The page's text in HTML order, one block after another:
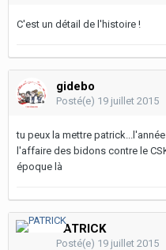
C'est un détail de l'histoire !
gidebo
Posté(e) 19 juillet 2015
tu peux la mettre
l'affaire des bidons contre le
époque là
PATRICK
Posté(e) 19 juillet 2015